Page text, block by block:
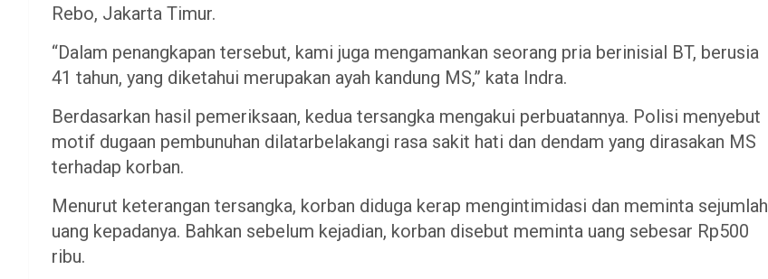
Rebo, Jakarta Timur.
“Dalam penangkapan tersebut, kami juga mengamankan seorang pria berinisial BT, berusia
41 tahun, yang diketahui merupakan ayah kandung MS,” kata Indra.
Berdasarkan hasil pemeriksaan, kedua tersangka mengakui perbuatannya. Polisi menyebut
motif dugaan pembunuhan dilatarbelakangi rasa sakit hati dan dendam yang dirasakan MS
terhadap korban.
Menurut keterangan tersangka, korban diduga kerap mengintimidasi dan meminta sejumlah
uang kepadanya. Bahkan sebelum kejadian, korban disebut meminta uang sebesar Rp500
ribu.